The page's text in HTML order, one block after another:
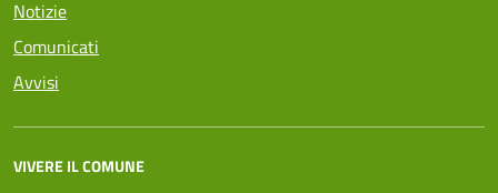
Notizie
Comunicati
Avvisi
VIVERE IL COMUNE